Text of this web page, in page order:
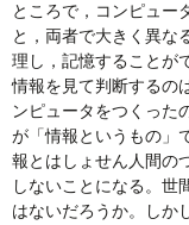
ところで，コンピュー
と，両者で大きく異な
理し，記憶することが
情報を見て判断するの
ンピュータをつくった
が「情報というもの」
報とはしょせん人間の
しないことになる。世
はないだろうか。しか